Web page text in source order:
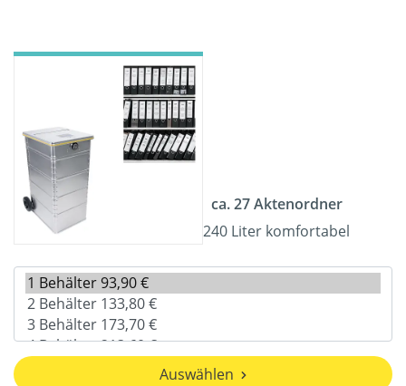
ca. 27 Aktenordner
240 Liter komfortabel
Auswählen